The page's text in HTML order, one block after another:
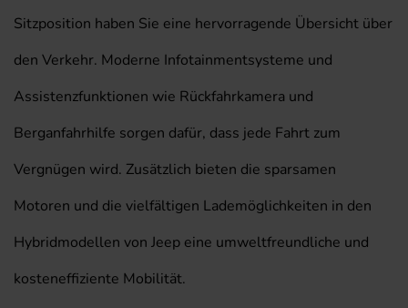
Sitzposition haben Sie eine hervorragende Übersicht über
den Verkehr. Moderne Infotainmentsysteme und
Assistenzfunktionen wie Rückfahrkamera und
Berganfahrhilfe sorgen dafür, dass jede Fahrt zum
Vergnügen wird. Zusätzlich bieten die sparsamen
Motoren und die vielfältigen Lademöglichkeiten in den
Hybridmodellen von Jeep eine umweltfreundliche und
kosteneffiziente Mobilität.